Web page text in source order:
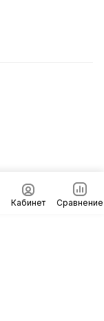
Кабинет Сравнение